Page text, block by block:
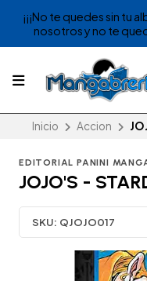
¡¡¡No te quedes sin tu
nosotros y no te
Inicio Accion
EDITORIAL PANINI
JOJO'S -
SKU: QJOJO017